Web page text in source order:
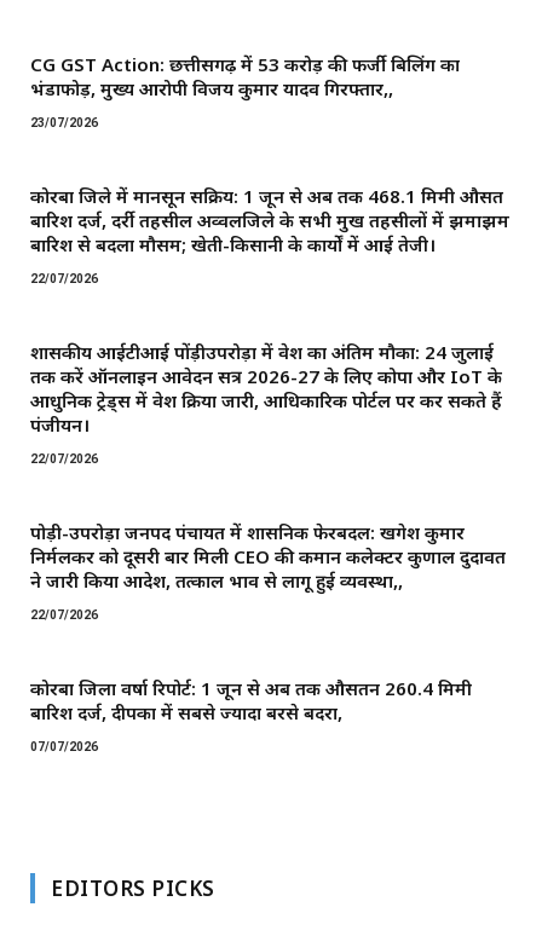
CG GST Action: छत्तीसगढ़ में 53 करोड़ की फर्जी बिलिंग का
भंडाफोड़, मुख्य आरोपी विजय कुमार यादव गिरफ्तार,,
23/07/2026
कोरबा जिले में मानसून सक्रिय: 1 जून से अब तक 468.1 मिमी औसत
बारिश दर्ज, दर्री तहसील अव्वलजिले के सभी प्रमुख तहसीलों में झमाझम
बारिश से बदला मौसम; खेती-किसानी के कार्यों में आई तेजी।
22/07/2026
शासकीय आईटीआई पोंड़ीउपरोड़ा में प्रवेश का अंतिम मौका: 24 जुलाई
तक करें ऑनलाइन आवेदन सत्र 2026-27 के लिए कोपा और IoT के
आधुनिक ट्रेड्स में प्रवेश प्रक्रिया जारी, आधिकारिक पोर्टल पर कर सकते हैं
पंजीयन।
22/07/2026
पोड़ी-उपरोड़ा जनपद पंचायत में प्रशासनिक फेरबदल: खगेश कुमार
निर्मलकर को दूसरी बार मिली CEO की कमान ​कलेक्टर कुणाल दुदावत
ने जारी किया आदेश, तत्काल प्रभाव से लागू हुई व्यवस्था,,
22/07/2026
कोरबा जिला वर्षा रिपोर्ट: 1 जून से अब तक औसतन 260.4 मिमी
बारिश दर्ज, दीपका में सबसे ज्यादा बरसे बदरा,
07/07/2026
EDITORS PICKS